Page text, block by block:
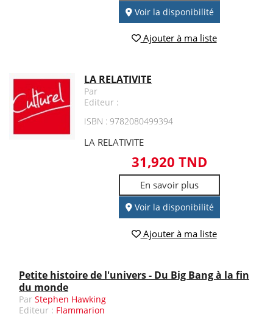
Voir la disponibilité
Ajouter à ma liste
LA RELATIVITE
Par
Editeur :
ISBN : 9782080499394
LA RELATIVITE
31,920 TND
En savoir plus
Voir la disponibilité
Ajouter à ma liste
Petite histoire de l'univers - Du Big Bang à la fin
du monde
Par Stephen Hawking
Editeur : Flammarion